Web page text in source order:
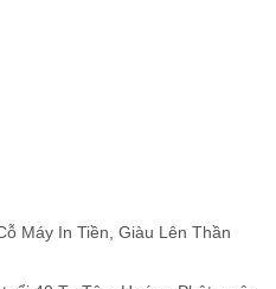
Máy In Tiền, Giàu Lên Thần